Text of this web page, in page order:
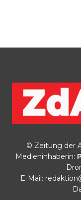
© Zeitung der
Medieninhaberin:
E‑Mail: